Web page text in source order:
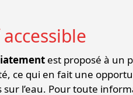
est proposé à un
ce qui en fait une
l’eau. Pour toute